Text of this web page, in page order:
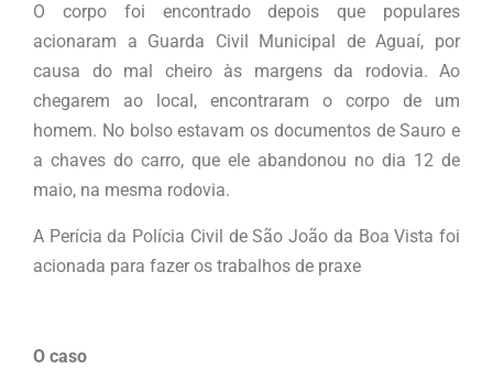
O corpo foi encontrado depois que populares
acionaram a Guarda Civil Municipal de Aguaí, por
causa do mal cheiro às margens da rodovia. Ao
chegarem ao local, encontraram o corpo de um
homem. No bolso estavam os documentos de Sauro e
a chaves do carro, que ele abandonou no dia 12 de
maio, na mesma rodovia.
A Perícia da Polícia Civil de São João da Boa Vista foi
acionada para fazer os trabalhos de praxe
O caso